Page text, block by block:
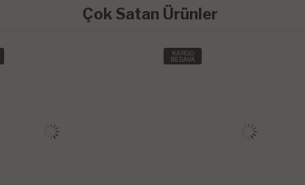
Çok Satan Ürünler
KARGO
BEDAVA